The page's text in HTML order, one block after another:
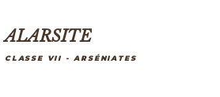
ALARSITE
CLASSE VII - ARSÉNIATES